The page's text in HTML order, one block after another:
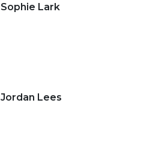
Sophie Lark
Jordan Lees